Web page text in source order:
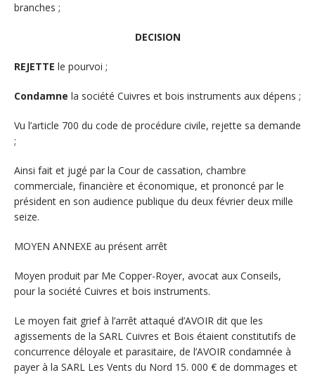
branches ;
DECISION
REJETTE le pourvoi ;
Condamne la société Cuivres et bois instruments aux dépens ;
Vu l’article 700 du code de procédure civile, rejette sa demande
;
Ainsi fait et jugé par la Cour de cassation, chambre
commerciale, financière et économique, et prononcé par le
président en son audience publique du deux février deux mille
seize.
MOYEN ANNEXE au présent arrêt
Moyen produit par Me Copper-Royer, avocat aux Conseils,
pour la société Cuivres et bois instruments.
Le moyen fait grief à l’arrêt attaqué d’AVOIR dit que les
agissements de la SARL Cuivres et Bois étaient constitutifs de
concurrence déloyale et parasitaire, de l’AVOIR condamnée à
payer à la SARL Les Vents du Nord 15. 000 € de dommages et